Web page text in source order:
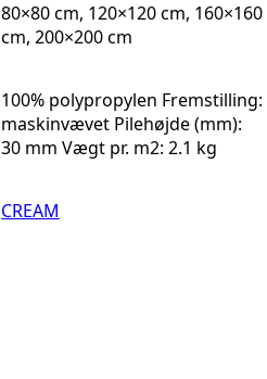
80×80 cm, 120×120 cm, 160×160
cm, 200×200 cm
100% polypropylen Fremstilling:
maskinvævet Pilehøjde (mm):
30 mm Vægt pr. m2: 2.1 kg
CREAM